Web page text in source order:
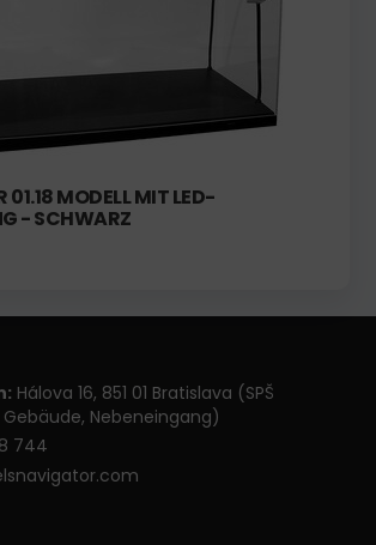
01.18 MODELL MIT LED-
- SCHWARZ
Hálova 16, 851 01 Bratislava (SPŠ
Nebeneingang)
744